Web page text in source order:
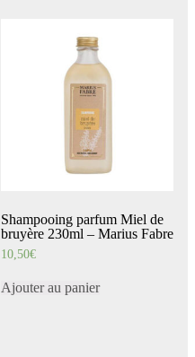
Shampooing parfum Miel de
bruyère 230ml – Marius Fabre
10,50€
Ajouter au panier